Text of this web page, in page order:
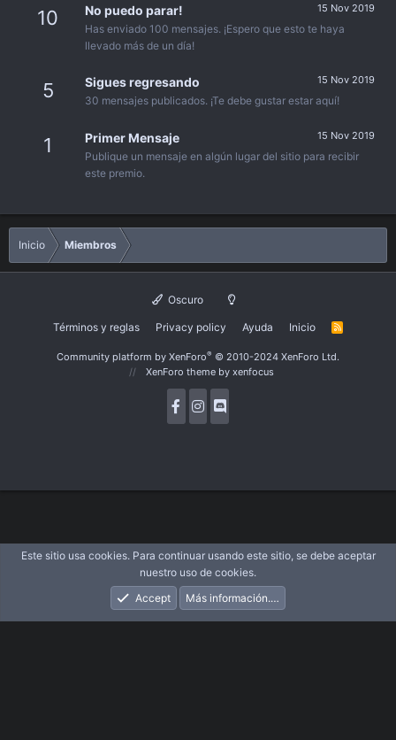
10 15 Nov 2019
No puedo parar!
Has enviado 100 mensajes. ¡Espero que esto te haya
llevado más de un día!
5 15 Nov 2019
Sigues regresando
30 mensajes publicados. ¡Te debe gustar estar aquí!
1 15 Nov 2019
Primer Mensaje
Publique un mensaje en algún lugar del sitio para recibir
este premio.
Inicio Miembros
Oscuro
Términos y reglas Privacy policy Ayuda Inicio
R
Community platform by XenForo® © 2010-2024 XenForo Ltd.
XenForo theme by xenfocus
Novedades Acceder Registrarse
Este sitio usa cookies. Para continuar usando este sitio, se debe aceptar
nuestro uso de cookies.
Accept
Más información.…